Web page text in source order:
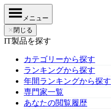
メニュー
✕ 閉じる
IT製品を探す
カテゴリーから探す
ランキングから探す
年間ランキングから探す
専門家一覧
あなたの閲覧履歴